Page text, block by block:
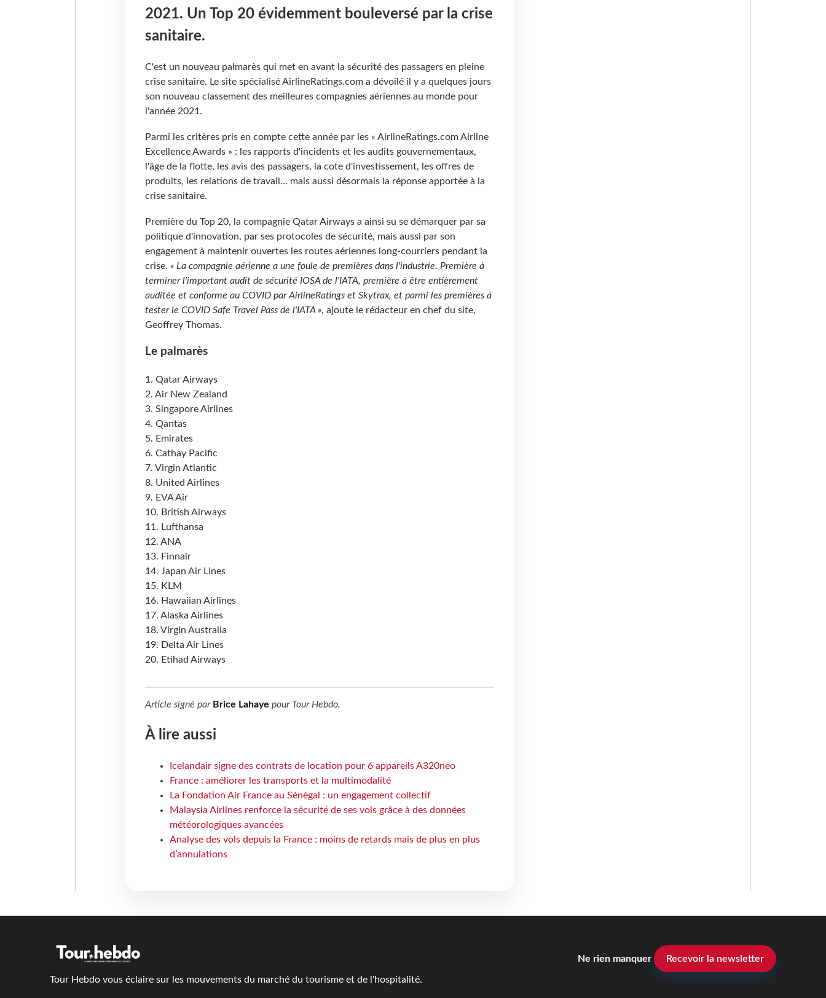
2021. Un Top 20 évidemment bouleversé par la crise
sanitaire.
C'est un nouveau palmarès qui met en avant la sécurité des passagers en pleine
crise sanitaire. Le site spécialisé AirlineRatings.com a dévoilé il y a quelques jours
son nouveau classement des meilleures compagnies aériennes au monde pour
l'année 2021.
Parmi les critères pris en compte cette année par les « AirlineRatings.com Airline
Excellence Awards » : les rapports d'incidents et les audits gouvernementaux,
l'âge de la flotte, les avis des passagers, la cote d'investissement, les offres de
produits, les relations de travail... mais aussi désormais la réponse apportée à la
crise sanitaire.
Première du Top 20, la compagnie Qatar Airways a ainsi su se démarquer par sa
politique d'innovation, par ses protocoles de sécurité, mais aussi par son
engagement à maintenir ouvertes les routes aériennes long-courriers pendant la
crise. « La compagnie aérienne a une foule de premières dans l'industrie. Première à
terminer l'important audit de sécurité IOSA de l'IATA, première à être entièrement
auditée et conforme au COVID par AirlineRatings et Skytrax, et parmi les premières à
tester le COVID Safe Travel Pass de l'IATA », ajoute le rédacteur en chef du site,
Geoffrey Thomas.
Le palmarès
1. Qatar Airways
2. Air New Zealand
3. Singapore Airlines
4. Qantas
5. Emirates
6. Cathay Pacific
7. Virgin Atlantic
8. United Airlines
9. EVA Air
10. British Airways
11. Lufthansa
12. ANA
13. Finnair
14. Japan Air Lines
15. KLM
16. Hawaiian Airlines
17. Alaska Airlines
18. Virgin Australia
19. Delta Air Lines
20. Etihad Airways
Article signé par Brice Lahaye pour Tour Hebdo.
À lire aussi
Icelandair signe des contrats de location pour 6 appareils A320neo
France : améliorer les transports et la multimodalité
La Fondation Air France au Sénégal : un engagement collectif
Malaysia Airlines renforce la sécurité de ses vols grâce à des données
météorologiques avancées
Analyse des vols depuis la France : moins de retards mais de plus en plus
d’annulations
Tour Hebdo vous éclaire sur les mouvements du marché du tourisme et de l'hospitalité.
Ne rien manquer Recevoir la newsletter